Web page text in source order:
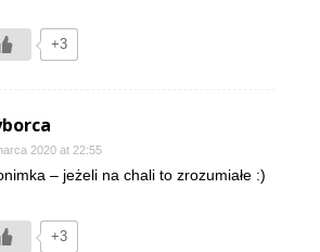
+3
2020 at 22:55
– jeżeli na chali to zrozumiałe :)
+3